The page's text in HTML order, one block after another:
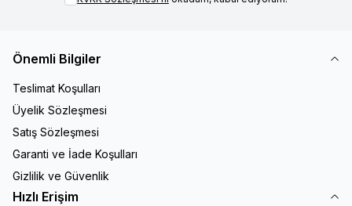
Önemli Bilgiler
Teslimat Koşulları
Üyelik Sözleşmesi
Satış Sözleşmesi
Garanti ve İade Koşulları
Gizlilik ve Güvenlik
Hızlı Erişim